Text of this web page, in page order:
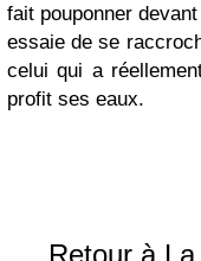
fait pouponner
essaie de se
celui qui a
profit ses eaux.
Retour à